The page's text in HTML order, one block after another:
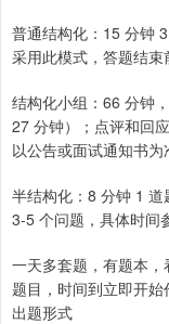
普通结构化：15 分钟
采用此模式，答题结束
结构化小组：66 分钟
27 分钟）；点评和回
以公告或面试通知书为
半结构化：8 分钟 1
3-5 个问题，具体时间
一天多套题，有题本
题目，时间到立即开始
出题形式